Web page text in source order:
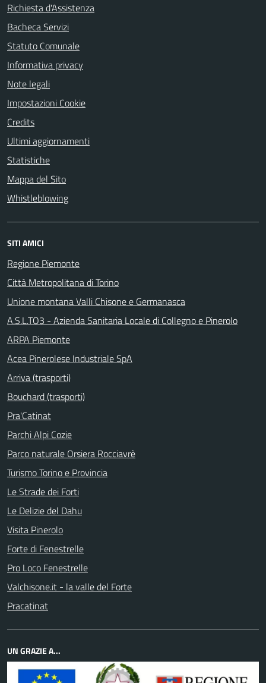
Richiesta d'Assistenza
Bacheca Servizi
Statuto Comunale
Informativa privacy
Note legali
Impostazioni Cookie
Credits
Ultimi aggiornamenti
Statistiche
Mappa del Sito
Whistleblowing
SITI AMICI
Regione Piemonte
Città Metropolitana di Torino
Unione montana Valli Chisone e Germanasca
A.S.L.TO3 - Azienda Sanitaria Locale di Collegno e Pinerolo
ARPA Piemonte
Acea Pinerolese Industriale SpA
Arriva (trasporti)
Bouchard (trasporti)
Pra'Catinat
Parchi Alpi Cozie
Parco naturale Orsiera Rocciavrè
Turismo Torino e Provincia
Le Strade dei Forti
Le Delizie del Dahu
Visita Pinerolo
Forte di Fenestrelle
Pro Loco Fenestrelle
Valchisone.it - la valle del Forte
Pracatinat
UN GRAZIE A...